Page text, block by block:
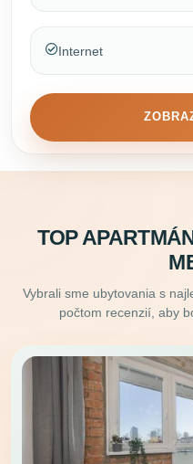
Internet
TOP
Vybrali sme ubytovania s
počtom recenzií, aby